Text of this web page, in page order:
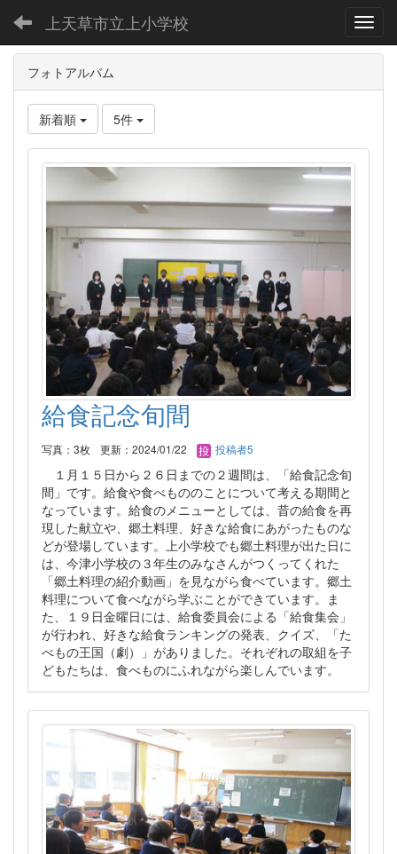
上天草市立上小学校
フォトアルバム
新着順 5件
給食記念旬間
写真：3枚 更新：2024/01/22 投稿者5
１月１５日から２６日までの２週間は、「給食記念旬
間」です。給食や食べもののことについて考える期間と
なっています。給食のメニューとしては、昔の給食を再
現した献立や、郷土料理、好きな給食にあがったものな
どが登場しています。上小学校でも郷土料理が出た日に
は、今津小学校の３年生のみなさんがつくってくれた
「郷土料理の紹介動画」を見ながら食べています。郷土
料理について食べながら学ぶことができています。ま
た、１９日金曜日には、給食委員会による「給食集会」
が行われ、好きな給食ランキングの発表、クイズ、「た
べもの王国（劇）」がありました。それぞれの取組を子
どもたちは、食べものにふれながら楽しんでいます。